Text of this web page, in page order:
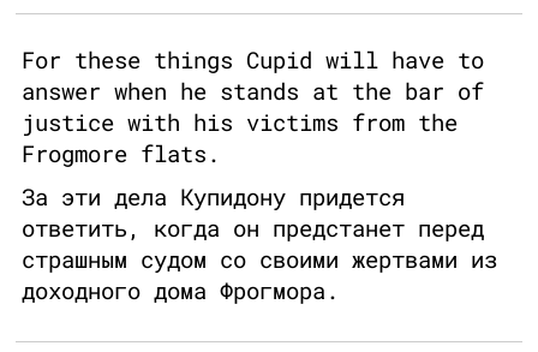
For these things Cupid will have to
answer when he stands at the bar of
justice with his victims from the
Frogmore flats.
За эти дела Купидону придется
ответить, когда он предстанет перед
страшным судом со своими жертвами из
доходного дома Фрогмора.